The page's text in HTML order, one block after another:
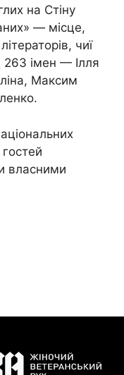
на Стіну
— місце,
чиї
263 імен — Ілля
Максим
власними